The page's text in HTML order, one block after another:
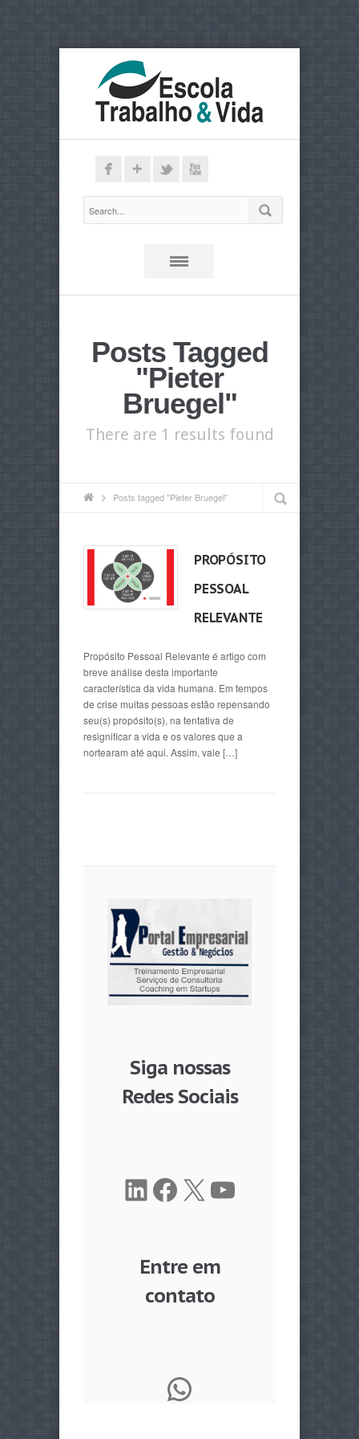
Posts Tagged
"Pieter
Bruegel"
There are 1 results found
Posts tagged "Pieter Bruegel"
PROPÓSITO
PESSOAL
RELEVANTE
Propósito Pessoal Relevante é artigo com
breve análise desta importante
característica da vida humana. Em tempos
de crise muitas pessoas estão repensando
seu(s) propósito(s), na tentativa de
resignificar a vida e os valores que a
nortearam até aqui. Assim, vale […]
Siga nossas
Redes Sociais
LinkedIn
Facebook
X Youtube
Entre em
contato
WhatsApp